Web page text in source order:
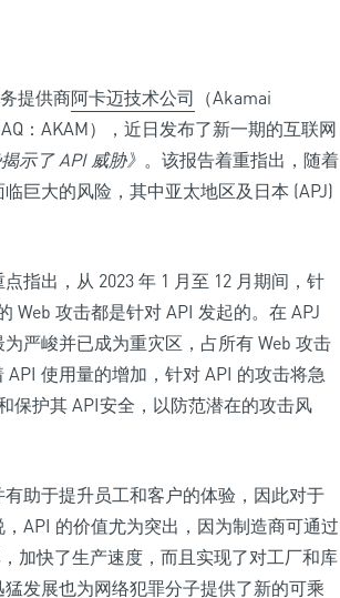
提供商阿卡迈技术公司 （Akamai
：AKAM），近日发布了新一期的互联网
示了API 威胁》 。该报告着重指出，随着
巨大的风险，其中亚太地区及日本 (APJ)
点指出，从 2023 年 1 月至 12 月期间，针
Web 攻击都是针对 API 发起的。在 APJ
严峻并已成为重灾区，占所有 Web 攻击
使用量的增加，针对 API 的攻击将急
保护其 API安全，以防范潜在的攻击风
助于提升员工和客户的体验，因此对于
API 的价值尤为突出，因为制造商可通过
加快了生产速度，而且实现了对工厂和库
发展也为网络犯罪分子提供了新的可乘